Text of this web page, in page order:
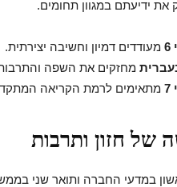
את ידיעתם במגוון תחומים.
מעודדים דמיון וחשיבה יצירתית.
מחזקים את השפה
מתאימים לרמת הקריאה
של חזון ותרבות
במדעי החברה ותואר שני